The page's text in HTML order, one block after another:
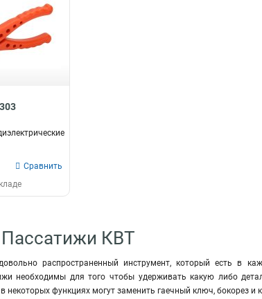
Сравнить
Пассатижи КВТ
распространенный инструмент, который есть в
необходимы для того чтобы удерживать какую либо
некоторых функциях могут заменить гаечный ключ, бокорез и